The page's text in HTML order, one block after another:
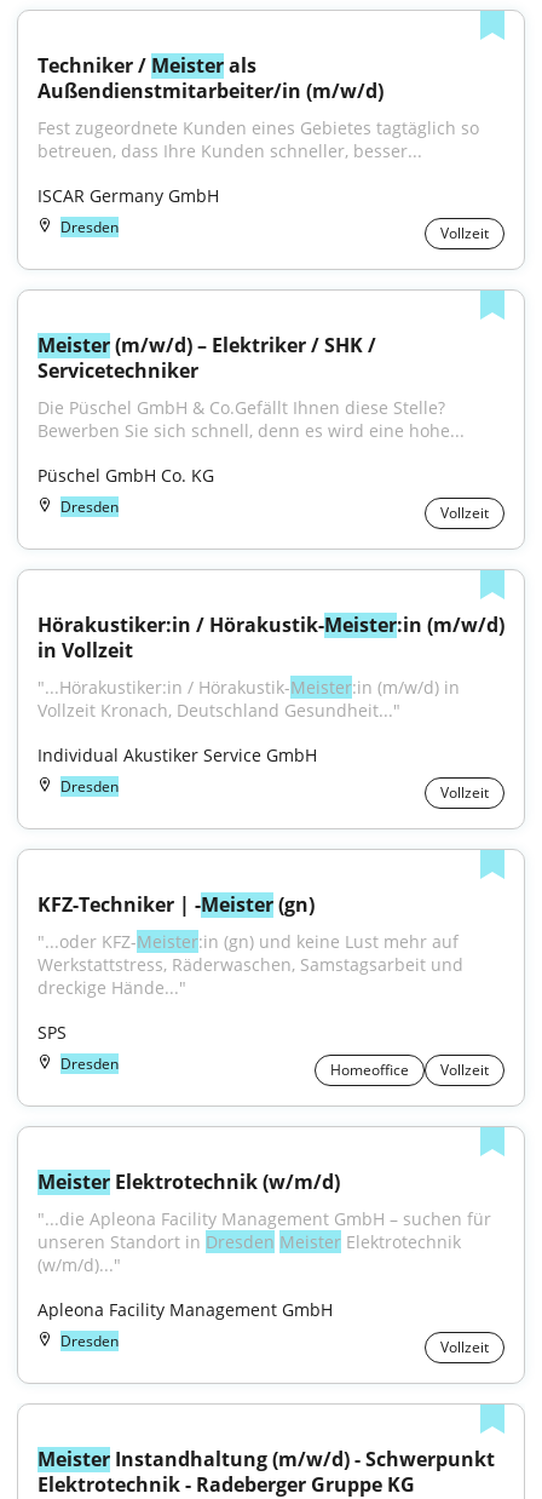
Techniker / Meister als
Außendienstmitarbeiter/in (m/w/d)
Fest zugeordnete Kunden eines Gebietes tagtäglich so
betreuen, dass Ihre Kunden schneller, besser...
ISCAR Germany GmbH
Dresden Vollzeit
Meister (m/w/d) – Elektriker / SHK /
Servicetechniker
Die Püschel GmbH & Co.Gefällt Ihnen diese Stelle?
Bewerben Sie sich schnell, denn es wird eine hohe...
Püschel GmbH Co. KG
Dresden Vollzeit
Hörakustiker:in / Hörakustik-Meister:in (m/w/d)
in Vollzeit
"...Hörakustiker:in / Hörakustik-Meister:in (m/w/d) in
Vollzeit Kronach, Deutschland Gesundheit..."
Individual Akustiker Service GmbH
Dresden Vollzeit
KFZ-Techniker | -Meister (gn)
"...oder KFZ-Meister:in (gn) und keine Lust mehr auf
Werkstattstress, Räderwaschen, Samstagsarbeit und
dreckige Hände..."
SPS
Dresden Homeoffice Vollzeit
Meister Elektrotechnik (w/m/d)
"...die Apleona Facility Management GmbH – suchen für
unseren Standort in Dresden Meister Elektrotechnik
(w/m/d)..."
Apleona Facility Management GmbH
Dresden Vollzeit
Meister Instandhaltung (m/w/d) - Schwerpunkt
Elektrotechnik - Radeberger Gruppe KG